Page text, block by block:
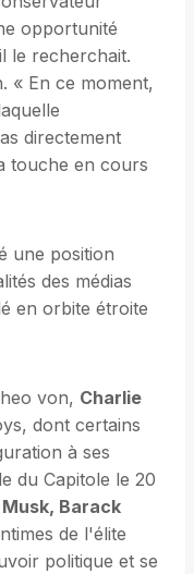
opportunité
le recherchait.
« En ce moment,
directement
touche en cours
une position
des médias
en orbite étroite
von, Charlie
dont certains
à ses
du Capitole le 20
Musk, Barack
de l'élite
politique et se